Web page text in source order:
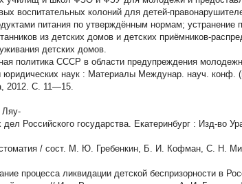
воспитательных колоний для детей-
питания по утверждённым нормам; устранение
из детских домов и детских приёмников-
детских домов.
политика СССР в области предупреждения
наук : Материалы Междунар. науч. конф.
2012. С. 11—15.
Российского государства. Екатеринбург : Изд-во
/ сост. М. Ю. Гребенкин, Б. И. Кофман, С. Н.
процесса ликвидации детской беспризорности в